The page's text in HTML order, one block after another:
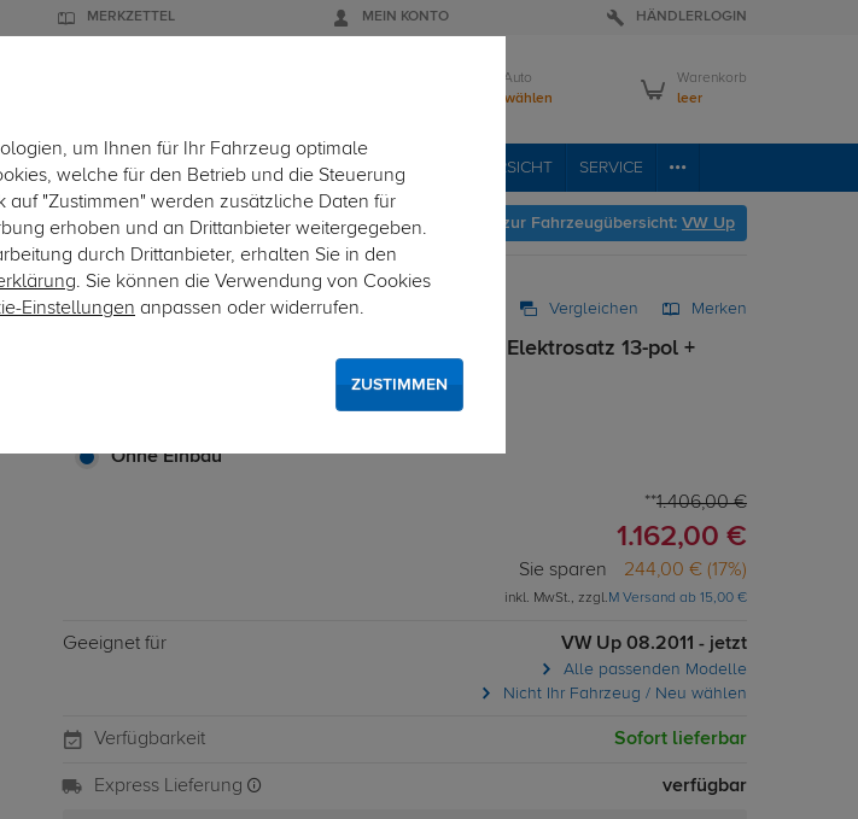
MERKZETTEL MEIN KONTO HÄNDLERLOGIN
Mein Auto
Bitte wählen
Warenkorb
leer
ZUBEHÖR EINBAUSERVICE FAHRZEUGÜBERSICHT SERVICE
Hier geht's zur Fahrzeugübersicht: VW Up
Art.-Nr. SET-sSE109-5014758 Vergleichen Merken
MrDotCom Anhängerkupplung starr + TowTec Elektrosatz 13-pol +
Adapter für VW Up 08.2011 - jetzt
starres, geschraubtes System mit uni Elektrosatz
Ohne Einbau
1.406,00 €
1.162,00 €
Sie sparen 244,00 € (17%)
inkl. MwSt., zzgl.M Versand ab 15,00 €
Geeignet für VW Up 08.2011 - jetzt
Alle passenden Modelle
Nicht Ihr Fahrzeug / Neu wählen
Verfügbarkeit Sofort lieferbar
Express Lieferung verfügbar
um Ihnen für Ihr Fahrzeug optimale
welche für den Betrieb und die Steuerung
auf "Zustimmen" werden zusätzliche Daten für
erhoben und an Drittanbieter weitergegeben.
durch Drittanbieter, erhalten Sie in den
. Sie können die Verwendung von Cookies
Einstellungen anpassen oder widerrufen.
ZUSTIMMEN